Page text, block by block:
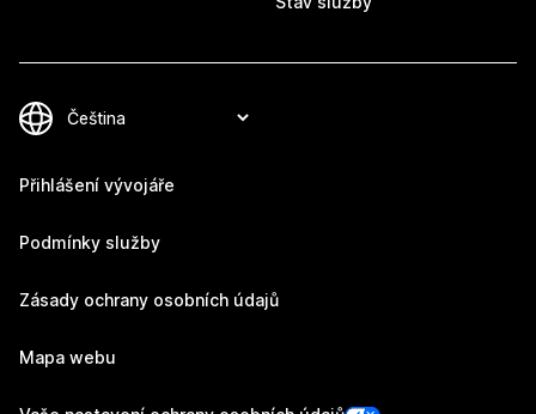
Přihlášení vývojáře
Podmínky služby
Zásady ochrany osobních údajů
Mapa webu